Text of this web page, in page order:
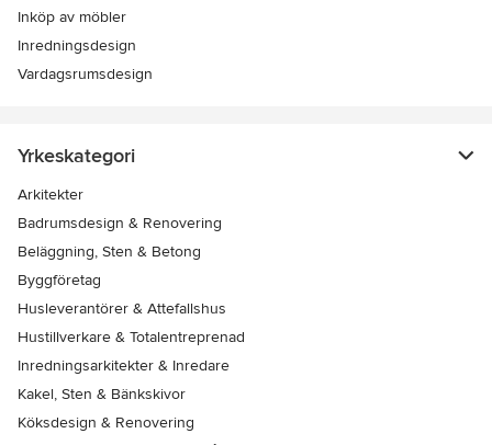
Inköp av möbler
Inredningsdesign
Vardagsrumsdesign
Yrkeskategori
Arkitekter
Badrumsdesign & Renovering
Beläggning, Sten & Betong
Byggföretag
Husleverantörer & Attefallshus
Hustillverkare & Totalentreprenad
Inredningsarkitekter & Inredare
Kakel, Sten & Bänkskivor
Köksdesign & Renovering